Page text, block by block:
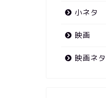
小ネタ
映画
映画ネ